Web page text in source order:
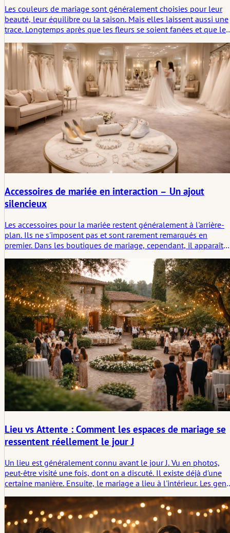
Les couleurs de mariage sont généralement choisies pour leur
beauté, leur équilibre ou la saison. Mais elles laissent aussi une
trace. Longtemps après que les fleurs se soient fanées et que les
promesse, une pièce, un sentiment. Cet article examine les
couleurs de mariage non seulement comme un élément de
mais comme faisant partie de l'empreinte émotionnelle qu'une
cérémonie laisse derrière elle.
Accessoires de mariée en interaction – Un ajout
silencieux
Les accessoires pour la mariée restent généralement à l'arrière-
plan. Ils ne s'imposent pas et sont rarement remarqués en
premier. Dans les boutiques de mariage, cependant, il apparaît
et complètent l'ensemble du look. Les voiles, les chaussures, les
bijoux ou les petits accessoires ne changent pas la robe, mais
plutôt l'effet de la mariée. Les observations issues de la pratique
montrent comment des décisions subtiles sont prises et
pourquoi les accessoires ne sont souvent choisis que
tardivement – et restent ensuite.
Lieu vs Attente : Comment les espaces de mariage se
ressentent réellement le jour J
Un lieu est généralement connu avant le jour J. Vu en photos,
peut-être visité une fois, dont on a discuté. Il existe déjà d'une
certaine manière. Ensuite, le mariage a lieu à l'intérieur. Les gens
commence à se lire différemment.